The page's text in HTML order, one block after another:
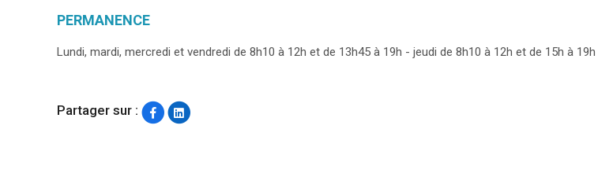
PERMANENCE
Lundi, mardi, mercredi et vendredi de 8h10 à 12h et de 13h45 à 19h - jeudi de 8h10 à 12h et de 15h à 19h
Partager sur :